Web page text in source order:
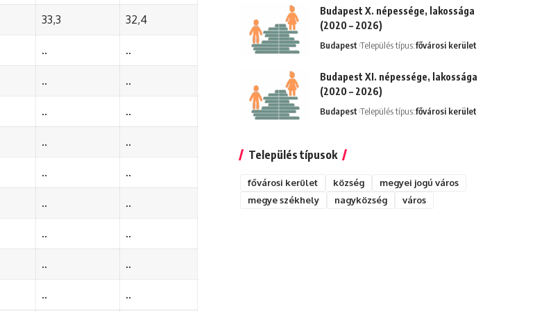
33,3 32,4
.. ..
.. ..
.. ..
.. ..
.. ..
.. ..
.. ..
.. ..
.. ..
Budapest X. népessége, lakossága
(2020 – 2026)
Budapest Település típus:fővárosi kerület
Budapest XI. népessége, lakossága
(2020 – 2026)
Budapest Település típus:fővárosi kerület
Település típusok
fővárosi kerület község
megyei jogú város
megye székhely
nagyközség város